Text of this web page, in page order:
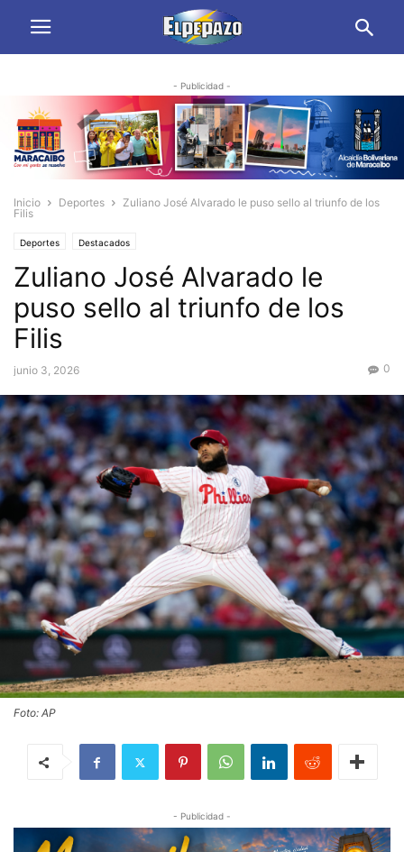
- Publicidad -
Inicio Deportes
Zuliano José Alvarado le puso sello al triunfo de los
Filis
Deportes Destacados
Zuliano José Alvarado le
puso sello al triunfo de los
Filis
junio 3, 2026 0
Foto: AP
- Publicidad -